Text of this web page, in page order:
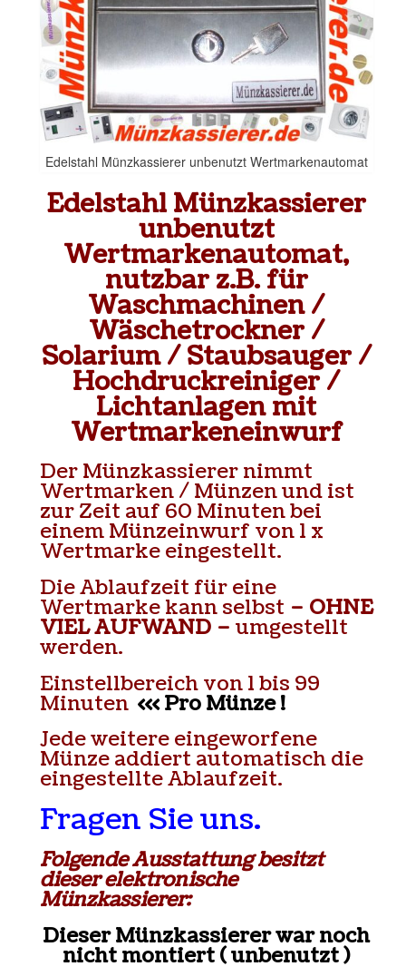
Edelstahl Münzkassierer unbenutzt Wertmarkenautomat
Edelstahl Münzkassierer
unbenutzt
Wertmarkenautomat,
nutzbar z.B. für
Waschmachinen /
Wäschetrockner /
Solarium / Staubsauger /
Hochdruckreiniger /
Lichtanlagen mit
Wertmarkeneinwurf
Der Münzkassierer nimmt
Wertmarken / Münzen und ist
zur Zeit auf 60 Minuten bei
einem Münzeinwurf von 1 x
Wertmarke eingestellt.
Die Ablaufzeit für eine
Wertmarke kann selbst – OHNE
VIEL AUFWAND – umgestellt
werden.
Einstellbereich von 1 bis 99
Minuten <<< Pro Münze !
Jede weitere eingeworfene
Münze addiert automatisch die
eingestellte Ablaufzeit.
Fragen Sie uns.
Folgende Ausstattung besitzt
dieser elektronische
Münzkassierer:
Dieser Münzkassierer war noch
nicht montiert ( unbenutzt )